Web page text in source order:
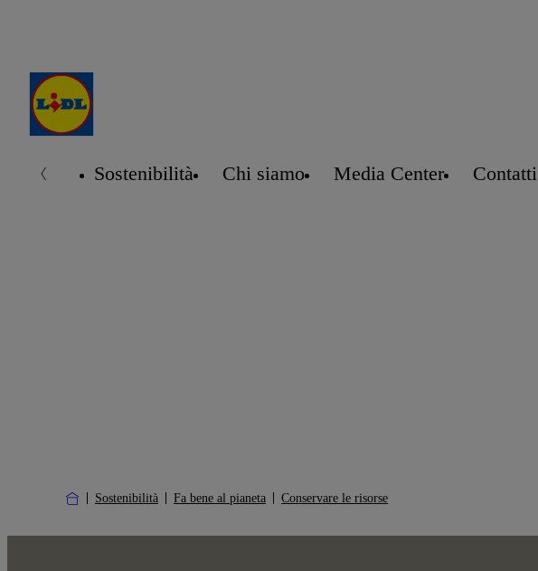
Sostenibilità Chi siamo Media Center Contatti
Sostenibilità Fa bene al pianeta Conservare le risorse